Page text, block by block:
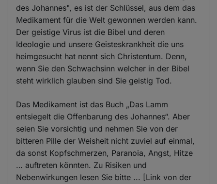
des Johannes", es ist der Schlüssel, aus dem das
Medikament für die Welt gewonnen werden kann.
Der geistige Virus ist die Bibel und deren
Ideologie und unsere Geisteskrankheit die uns
heimgesucht hat nennt sich Christentum. Denn,
wenn Sie den Schwachsinn welcher in der Bibel
steht wirklich glauben sind Sie geistig Tod.
Das Medikament ist das Buch „Das Lamm
entsiegelt die Offenbarung des Johannes“. Aber
seien Sie vorsichtig und nehmen Sie von der
bitteren Pille der Weisheit nicht zuviel auf einmal,
da sonst Kopfschmerzen, Paranoia, Angst, Hitze
… auftreten könnten. Zu Risiken und
Nebenwirkungen lesen Sie bitte ... [Link von der